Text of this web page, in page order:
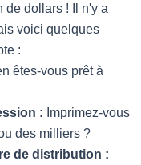
de dollars ! Il n'y a
voici quelques
:
êtes-vous prêt à
: Imprimez-vous
des milliers ?
de distribution :